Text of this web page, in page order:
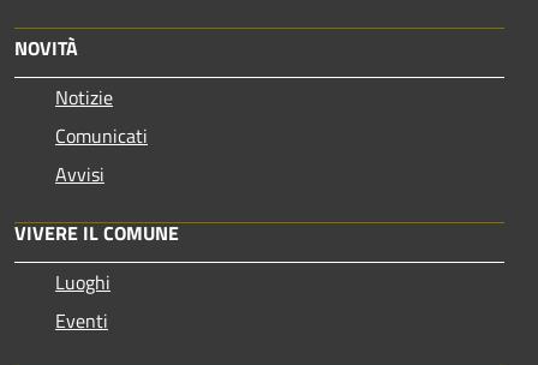
NOVITÀ
Notizie
Comunicati
Avvisi
VIVERE IL COMUNE
Luoghi
Eventi